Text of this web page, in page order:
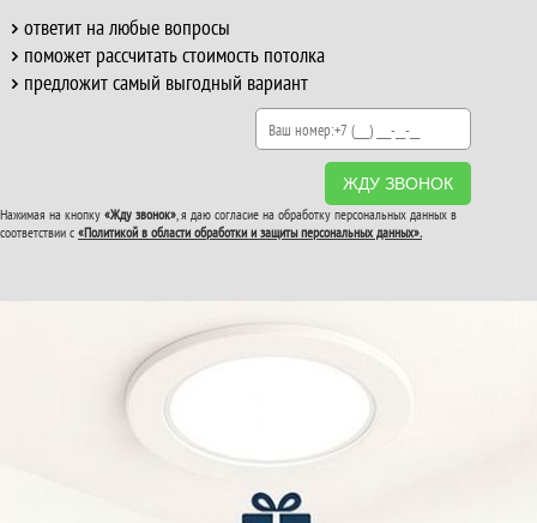
ВТОРОЙ И ТРЕТИЙ
ПОТОЛОК
В ПОДАРОК!
ответит на любые вопросы
поможет рассчитать стоимость потолка
предложит самый выгодный вариант
ЖДУ ЗВОНОК
Нажимая на кнопку «Жду звонок», я даю согласие на обработку персональных данных в
соответствии с «Политикой в области обработки и защиты персональных данных».